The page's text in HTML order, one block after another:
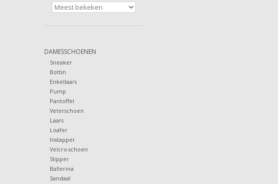
DAMESSCHOENEN
Sneaker
Bottin
Enkellaars
Pump
Pantoffel
Veterschoen
Laars
Loafer
Instapper
Velcro-schoen
Slipper
Ballerina
Sandaal